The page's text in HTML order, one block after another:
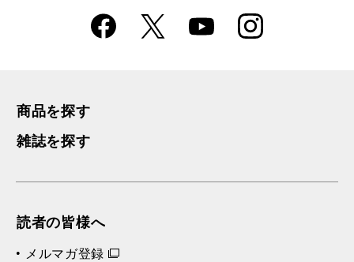
Faceboo
k
X YouTube Instagra
m
商品を探す
雑誌を探す
読者の皆様へ
メルマガ登録